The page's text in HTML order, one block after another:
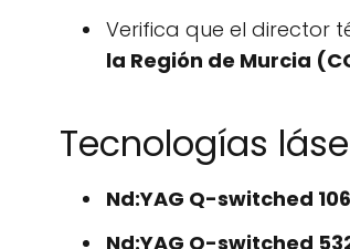
Verifica que el director
la Región de Murcia
Tecnologías
Nd:YAG Q-switched
Nd:YAG Q-switched